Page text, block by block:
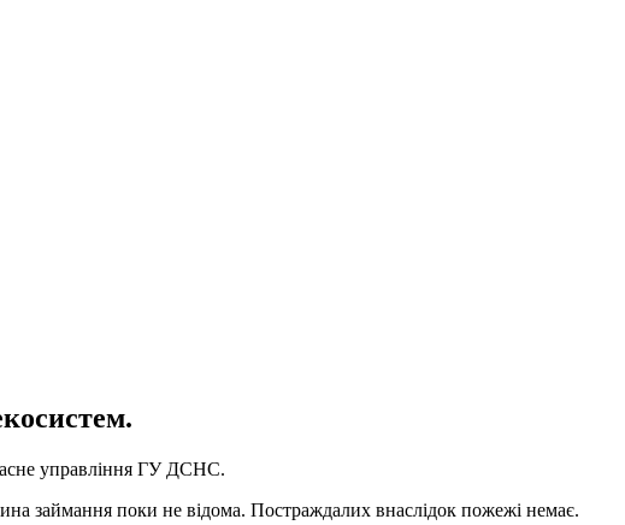
управління ГУ ДСНС.
займання поки не відома. Постраждалих внаслідок пожежі немає.